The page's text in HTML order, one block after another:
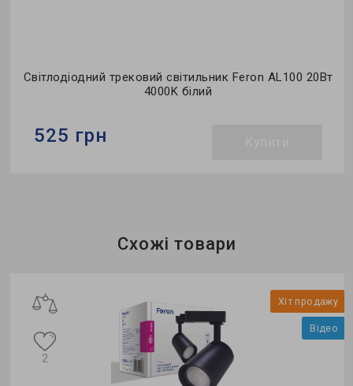
Світлодіодний трековий світильник Feron AL100 20Вт
4000K білий
525 грн
Тип джерела світла:LED
Схожі товари
Хіт продажу
Відео
2